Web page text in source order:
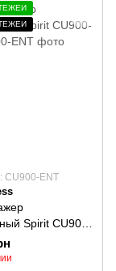
CU900-ENT
Spirit CU900-